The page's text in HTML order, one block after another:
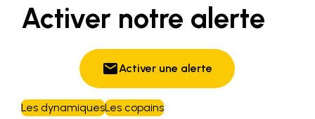
Activer notre alerte
emailActiver une alerte
Les dynamiquesLes copains